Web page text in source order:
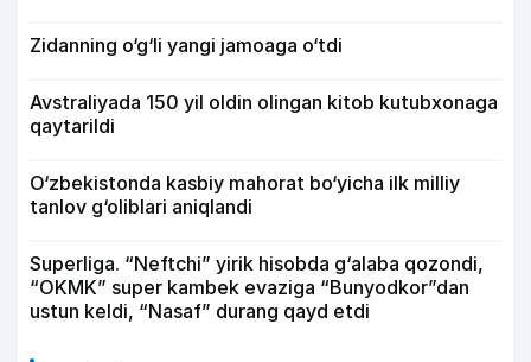
Zidanning o‘g‘li yangi jamoaga o‘tdi
Avstraliyada 150 yil oldin olingan kitob kutubxonaga
qaytarildi
O‘zbekistonda kasbiy mahorat bo‘yicha ilk milliy
tanlov g‘oliblari aniqlandi
Superliga. “Neftchi” yirik hisobda g‘alaba qozondi,
“OKMK” super kambek evaziga “Bunyodkor”dan
ustun keldi, “Nasaf” durang qayd etdi